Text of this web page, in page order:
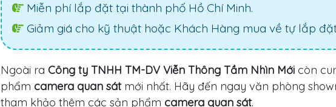
Miễn phí lắp đặt tại thành phố Hồ Chí Minh.
Giảm giá cho kỹ thuật hoặc Khách Hàng mua về tự lắp
Ngoài ra Công ty TNHH TM-DV Viễn Thông Tầm Nhìn Mới còn
phẩm camera quan sátmới nhất. Hãy đến ngay văn phòng
tham khảo thêm các sản phẩm camera quan sát.